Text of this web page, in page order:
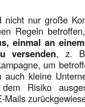
nicht nur große
Regeln betroffen,
einmal an
versenden, z.
um
auch kleine
dem Risiko
Mails